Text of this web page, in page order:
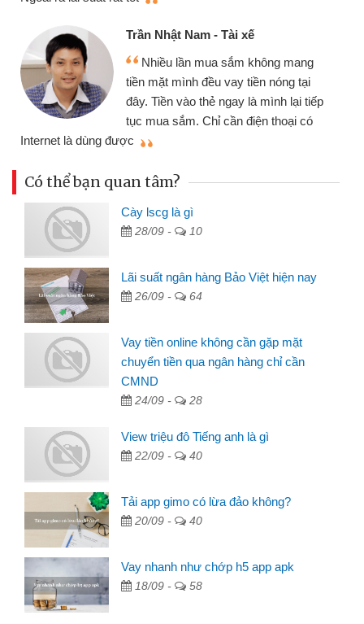
mang
tại
lại tiếp
Cấn Văn Lực - Tạp hóa
Tôi kinh doanh buôn bán nhỏ lẻ
nhiều lúc cần vốn nhập hàng, nhờ
đến website qua bạn bè giới thiệu
đã giải quyết được công việc của
Có thể bạn quan tâm?
Cày lscg là gì
28/09 - 10
Lãi suất ngân hàng Bảo Việt hiện nay
26/09 - 64
Vay tiền online không cần gặp mặt
chuyển tiền qua ngân hàng chỉ cần
CMND
24/09 - 28
View triệu đô Tiếng anh là gì
22/09 - 40
Tải app gimo có lừa đảo không?
20/09 - 40
Vay nhanh như chớp h5 app apk
18/09 - 58